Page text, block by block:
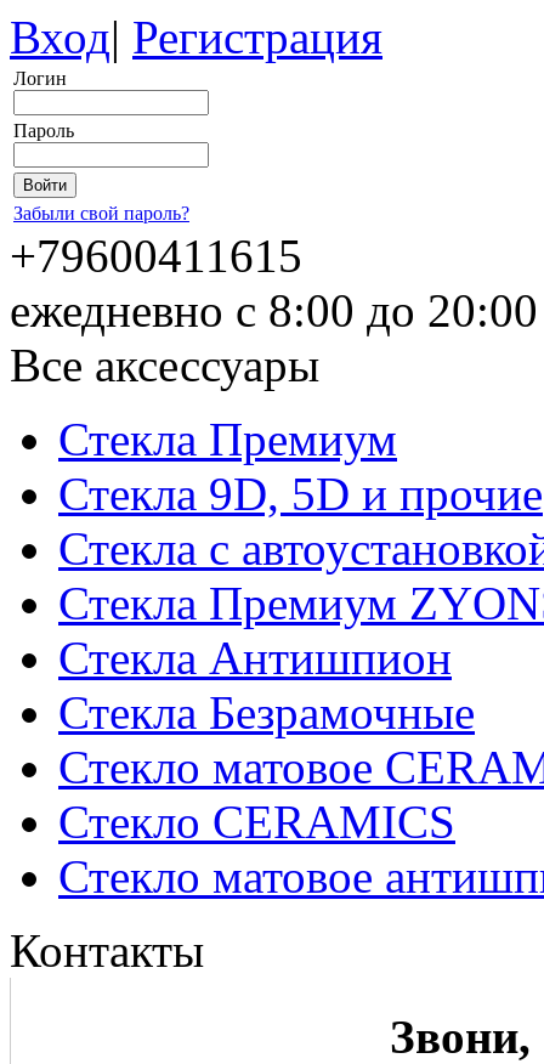
Вход| Регистрация
Логин
Пароль
Забыли свой пароль?
+79600411615
ежедневно с 8:00 до
Все аксессуары
Стекла Премиум
Стекла 9D, 5D и прочие
Стекла с
Стекла Премиум
Стекла Антишпион
Стекла Безрамочные
Стекло матовое
Стекло CERAMICS
Стекло матовое
Контакты